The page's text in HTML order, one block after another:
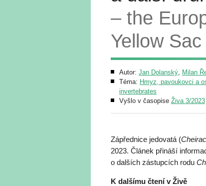
– the
Yellow
Autor: Jan Dolanský, Milan
Téma: Hmyz, pavoukovci a
invertebrates
Vyšlo v časopise Živa 3/2023
Zápřednice jedovatá (
2023. Článek přináší
o dalších zástupcích rodu
K dalšímu čtení v Živě